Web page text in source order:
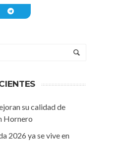
su calidad de
Hornero
2026 ya se vive en